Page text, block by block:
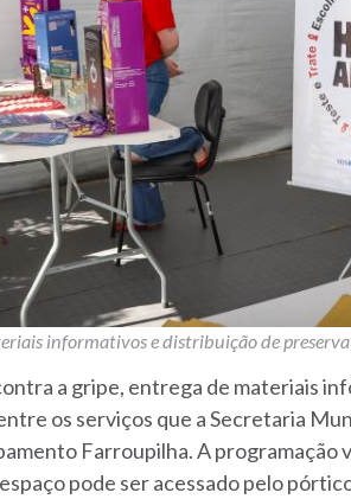
informativos e distribuição de
a gripe, entrega de materiais
os serviços que a Secretaria
Farroupilha.A programação
pode ser acessado pelo